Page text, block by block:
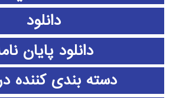
دانلود
دانلود پايان
دسته بندی کننده